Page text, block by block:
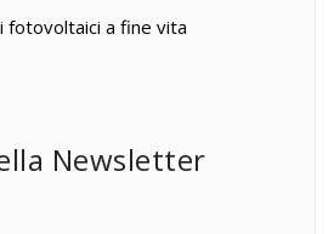
fotovoltaici a fine vita
Newsletter